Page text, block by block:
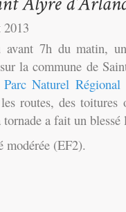
7h du matin,
la commune de
Parc Naturel
routes, des toitures
a fait un blessé
modérée (EF2).